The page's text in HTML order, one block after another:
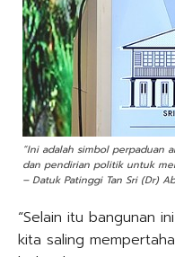
“Ini adalah simbol perpaduan
dan pendirian politik untuk
– Datuk Patinggi Tan Sri (Dr)
“Selain itu bangunan
kita saling